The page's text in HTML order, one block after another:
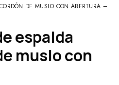
DE MUSLO CON ABERTURA –
muslo con